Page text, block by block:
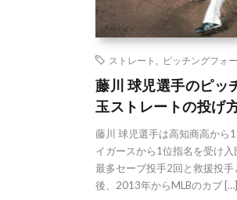
ストレート ピッチングフォ
藤川 球児選手のピッ
玉ストレートの投げ
藤川 球児選手は高知商高から
イガースから1位指名を受け入
最多セーブ投手2回と救援投
後、2013年からMLBのカブ […]